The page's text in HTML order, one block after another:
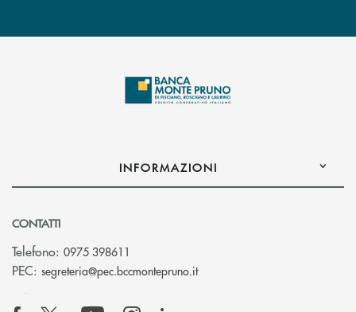
INFORMAZIONI
CONTATTI
Telefono: 0975 398611
PEC: segreteria@pec.bccmontepruno.it(si apre l’app di posta